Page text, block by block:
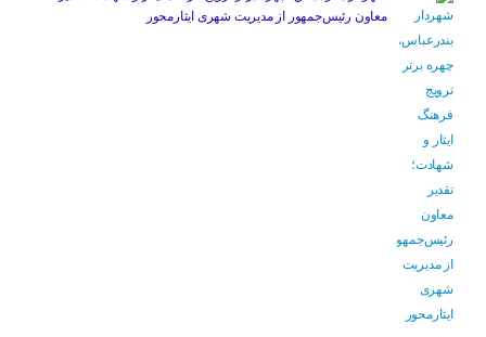
معاون رئیس‌جمهور از مدیریت شهری ایثارمحور